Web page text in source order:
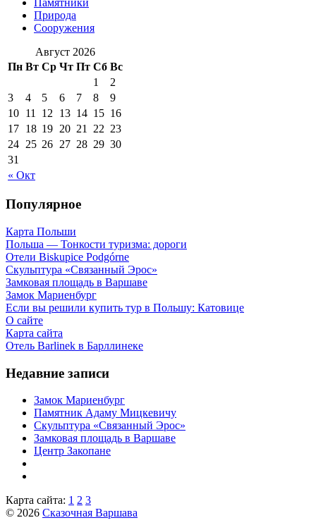
Природа
Сооружения
Август 2026
Пн Вт Ср Чт Пт Сб Вс
« Окт
1
2
3
4 5 6 7 8
9
10 11 12 13 14 15 16
17 18 19 20 21 22 23
24 25 26 27 28 29 30
31
Популярное
Карта Польши
Польша — Тонкости туризма: дороги
Отели Biskupice Podgórne
Скульптура «Связанный Эрос»
Замковая площадь в Варшаве
Замок Мариенбург
Если вы решили купить тур в Польшу: Катовице
О сайте
Карта сайта
Отель Barlinek в Барллинеке
Недавние записи
Замок Мариенбург
Памятник Адаму Мицкевичу
Скульптура «Связанный Эрос»
Замковая площадь в Варшаве
Центр Закопане
Карта сайта: 1 2 3
© 2026 Сказочная Варшава